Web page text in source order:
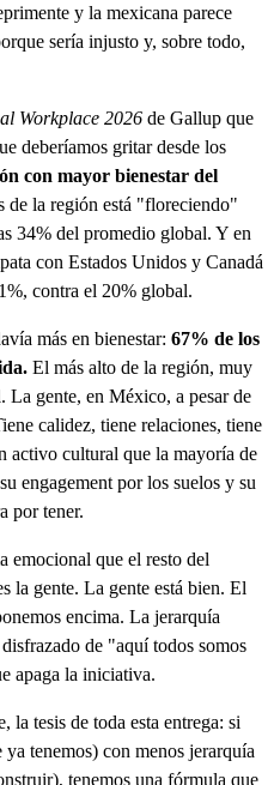
y la mexicana parece
sería injusto y, sobre todo,
Workplace 2026 de Gallup que
deberíamos gritar desde los
con mayor bienestar del
de la región está "floreciendo"
34% del promedio global. Y en
con Estados Unidos y Canadá
contra el 20% global.
más en bienestar: 67% de los
El más alto de la región, muy
gente, en México, a pesar de
calidez, tiene relaciones, tiene
activo cultural que la mayoría de
engagement por los suelos y su
por tener.
emocional que el resto del
la gente. La gente está bien. El
encima. La jerarquía
de "aquí todos somos
apaga la iniciativa.
la tesis de toda esta entrega: si
tenemos) con menos jerarquía
tenemos una fórmula que